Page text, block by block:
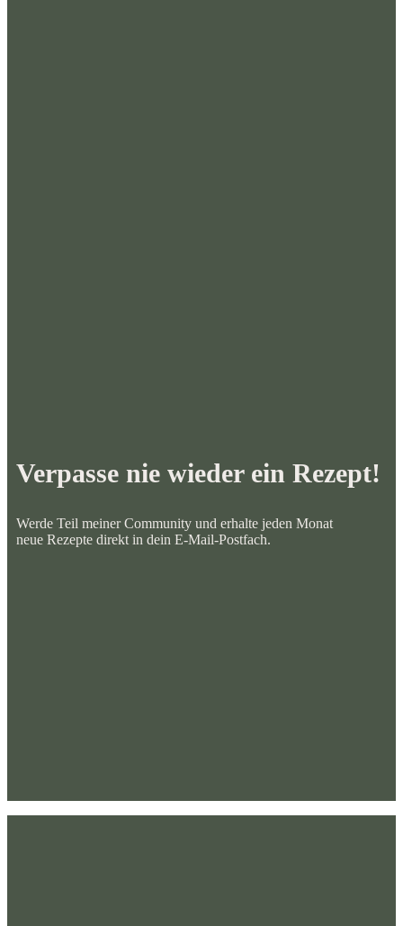
Verpasse nie wieder ein Rezept!
Werde Teil meiner Community und erhalte jeden Monat
neue Rezepte direkt in dein E-Mail-Postfach.